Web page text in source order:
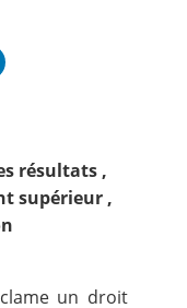
résultats,
supérieur,
un droit